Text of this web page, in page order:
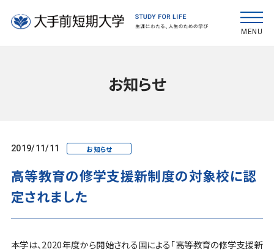
MENU
お知らせ
2019/11/11 お知らせ
高等教育の修学支援新制度の対象校に認
定されました
本学は、2020年度から開始される国による「高等教育の修学支援新